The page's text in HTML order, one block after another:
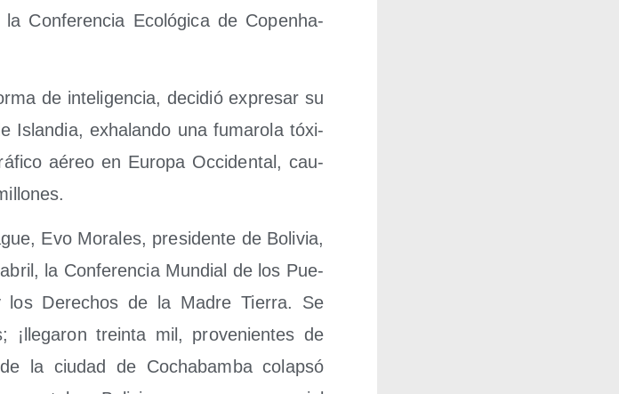
Con­fe­ren­cia Eco­ló­gi­ca de Copenha­
de inte­li­gen­cia, deci­dió expre­sar su
Islan­dia, exha­lan­do una fuma­ro­la tóxi­
aéreo en Euro­pa Occi­den­tal, cau­
Evo Mora­les, pre­si­den­te de Boli­via,
la Con­fe­ren­cia Mun­dial de los Pue­
los Dere­chos de la Madre Tie­rra. Se
¡lle­ga­ron trein­ta mil, pro­ve­nien­tes de
la ciu­dad de Cocha­bam­ba colap­só